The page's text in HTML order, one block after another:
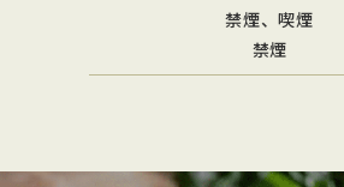
禁煙、喫煙
禁煙